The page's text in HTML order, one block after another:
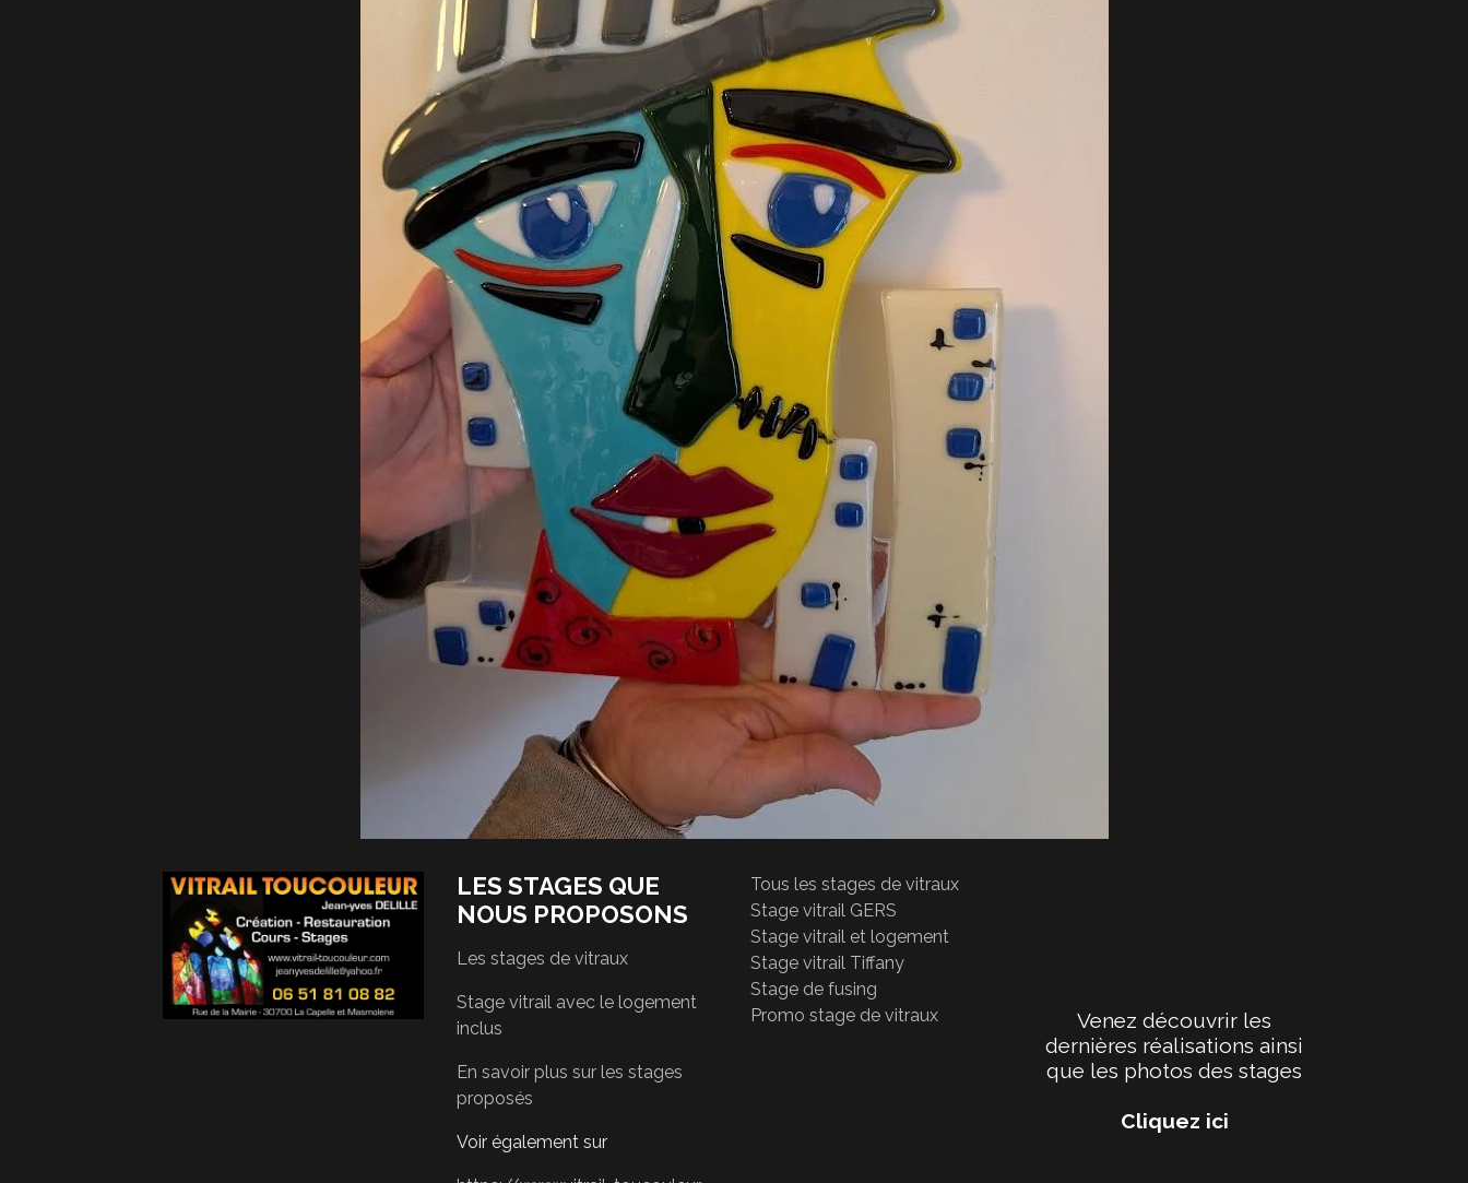
LES STAGES QUE
NOUS PROPOSONS
Les stages de vitraux
Stage vitrail avec le logement
inclus
En savoir plus sur les stages
proposés
Voir également sur
Tous les stages de vitraux
Stage vitrail GERS
Stage vitrail et logement
Stage vitrail Tiffany
Stage de fusing
Promo stage de vitraux
Venez découvrir les
dernières réalisations ainsi
que les photos des stages
Cliquez ici